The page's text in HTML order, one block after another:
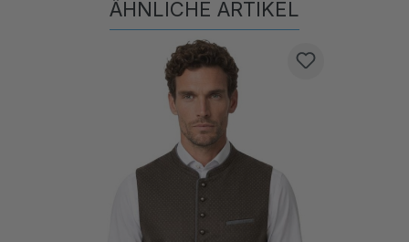
Produktgalerie überspringen